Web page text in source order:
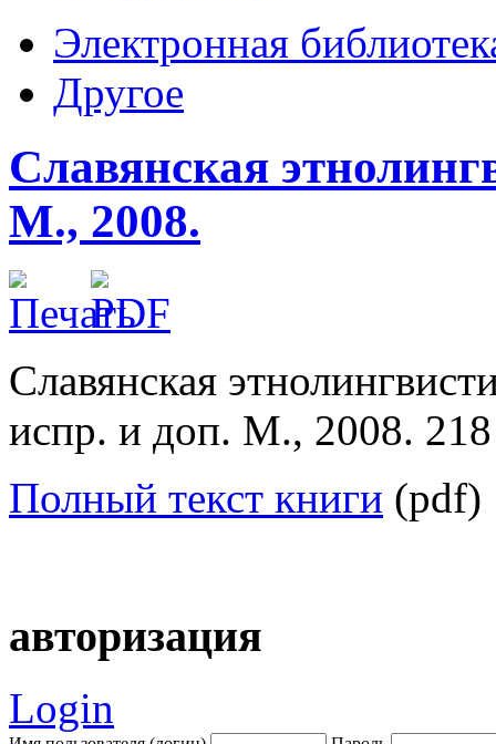
Электронная
Другое
Славянская
М., 2008.
Славянская
испр. и доп. М., 2008.
Полный текст книги (pdf)
авторизация
Login